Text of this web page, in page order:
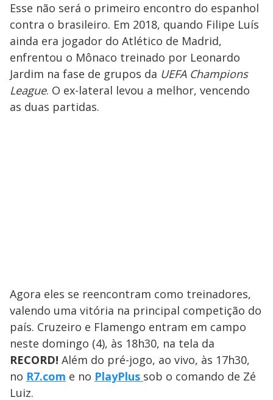
Esse não será o primeiro encontro do espanhol
contra o brasileiro. Em 2018, quando Filipe Luís
ainda era jogador do Atlético de Madrid,
enfrentou o Mônaco treinado por Leonardo
Jardim na fase de grupos da UEFA Champions
League. O ex-lateral levou a melhor, vencendo
as duas partidas.
Agora eles se reencontram como treinadores,
valendo uma vitória na principal competição do
país. Cruzeiro e Flamengo entram em campo
neste domingo (4), às 18h30, na tela da
RECORD! Além do pré-jogo, ao vivo, às 17h30,
no R7.com e no PlayPlus sob o comando de Zé
Luiz.